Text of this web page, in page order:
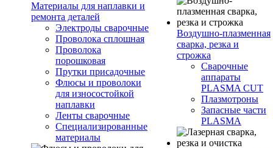
Материалы для наплавки и
ремонта деталей
Электроды сварочные
Проволока сплошная
Проволока
порошковая
Прутки присадочные
Флюсы и проволоки
для износостойкой
наплавки
Ленты сварочные
Специализированные
материалы
Воздушно-плазменная
сварка, резка и
строжка
Сварочные
аппараты
PLASMA CUT
Плазмотроны
Запасные части
PLASMA